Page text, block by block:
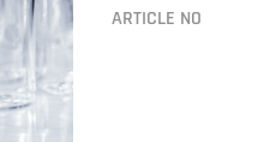
ARTICLE NO